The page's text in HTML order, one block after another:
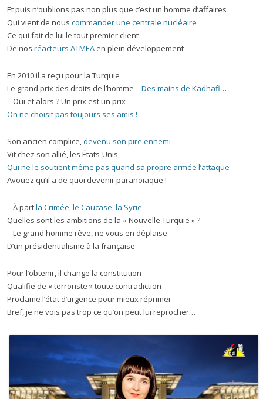
Et puis n’oublions pas non plus que c’est un homme d’affaires
Qui vient de nous commander une centrale nucléaire
Ce qui fait de lui le tout premier client
De nos réacteurs ATMEA en plein développement
En 2010 il a reçu pour la Turquie
Le grand prix des droits de l’homme – Des mains de Kadhafi…
– Oui et alors ? Un prix est un prix
On ne choisit pas toujours ses amis !
Son ancien complice,devenu son pire ennemi
Vit chez son allié, les États-Unis,
Qui ne le soutient même pas quand sa propre armée l’attaque
Avouez qu’il a de quoi devenir paranoïaque !
– À partla Crimée, le Caucase, la Syrie
Quelles sont les ambitions de la « Nouvelle Turquie » ?
– Le grand homme rêve, ne vous en déplaise
D’un présidentialisme à la française
Pour l’obtenir, il change la constitution
Qualifie de « terroriste » toute contradiction
Proclame l’état d’urgence pour mieux réprimer :
Bref, je ne vois pas trop ce qu’on peut lui reprocher…